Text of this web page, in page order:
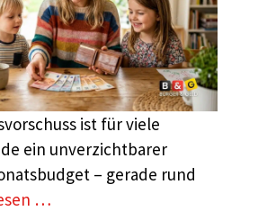
ist für viele
ein unverzichtbarer
– gerade rund
…